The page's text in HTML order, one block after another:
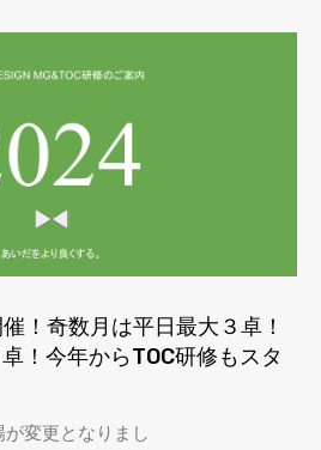
！奇数月は平日最大３卓！
！今年からTOC研修もスタ
変更となりまし